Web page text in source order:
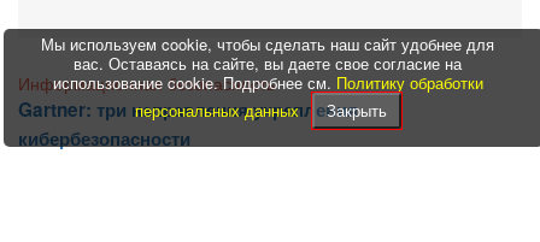
Информационная безопасность
Gartner: три направления укрепления
кибербезопасности
Мы используем cookie, чтобы сделать наш сайт удобнее для
вас. Оставаясь на сайте, вы даете свое согласие на
использование cookie. Подробнее см. Политику обработки
персональных данных
Закрыть